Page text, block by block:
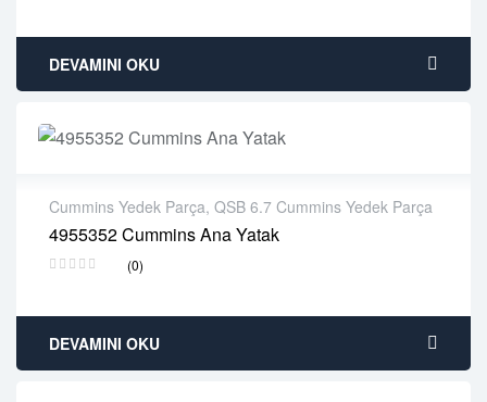
DEVAMINI OKU
Cummins Yedek Parça, QSB 6.7 Cummins Yedek Parça
4955352 Cummins Ana Yatak
(0)
2 years warranty
Delivery time: 1-2 business days
DEVAMINI OKU